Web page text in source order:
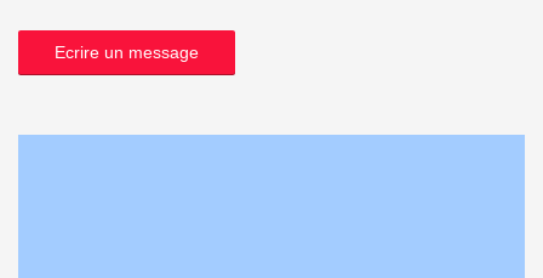
Ecrire un message